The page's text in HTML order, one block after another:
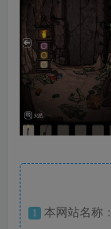
1 本网站名称：